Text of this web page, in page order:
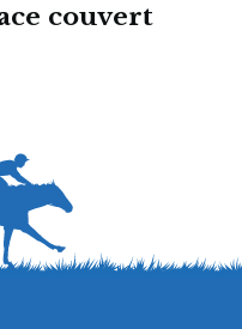
couvert